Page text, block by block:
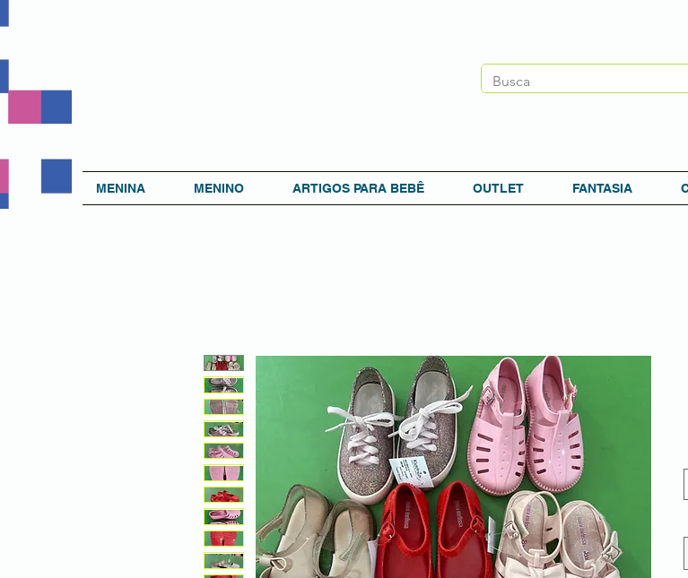
MENINA MENINO ARTIGOS PARA BEBÊ OUTLET FANTASIA